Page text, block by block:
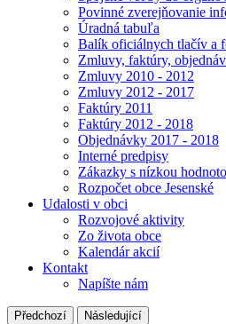
Povinné zverejňovanie
Úradná tabuľa
Balík oficiálnych tlačív a
Zmluvy, faktúry,
Zmluvy 2010 - 2012
Zmluvy 2012 - 2017
Faktúry 2011
Faktúry 2012 - 2018
Objednávky 2017 - 2018
Interné predpisy
Zákazky s nízkou
Rozpočet obce Jesenské
Udalosti v obci
Rozvojové aktivity
Zo života obce
Kalendár akcií
Kontakt
Napíšte nám
Předchozí Následující